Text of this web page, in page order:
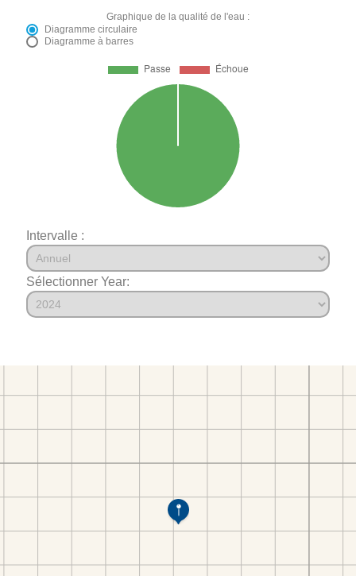
Graphique de la qualité de l'eau :
Diagramme circulaire
Diagramme à barres
Intervalle :
Sélectionner Year: